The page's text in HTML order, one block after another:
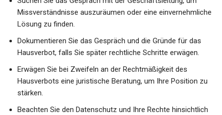
Missverständnisse auszuräumen oder eine einvernehmliche
Lösung zu finden.
Dokumentieren Sie das Gespräch und die Gründe für das
Hausverbot, falls Sie später rechtliche Schritte erwägen.
Erwägen Sie bei Zweifeln an der Rechtmäßigkeit des
Hausverbots eine juristische Beratung, um Ihre Position zu
stärken.
Beachten Sie den Datenschutz und Ihre Rechte hinsichtlich